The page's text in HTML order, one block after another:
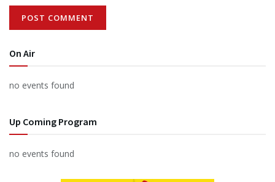
On Air
no events found
Up Coming Program
no events found